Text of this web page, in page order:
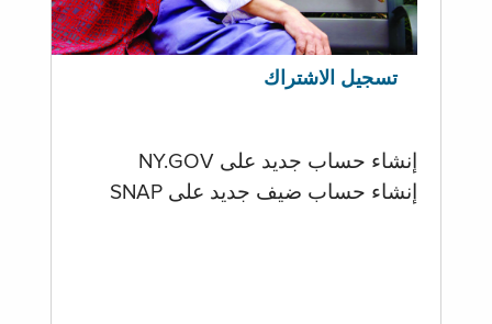
تسجيل الاشتراك
إنشاء حساب جديد على NY.GOV
إنشاء حساب ضيف جديد على SNAP